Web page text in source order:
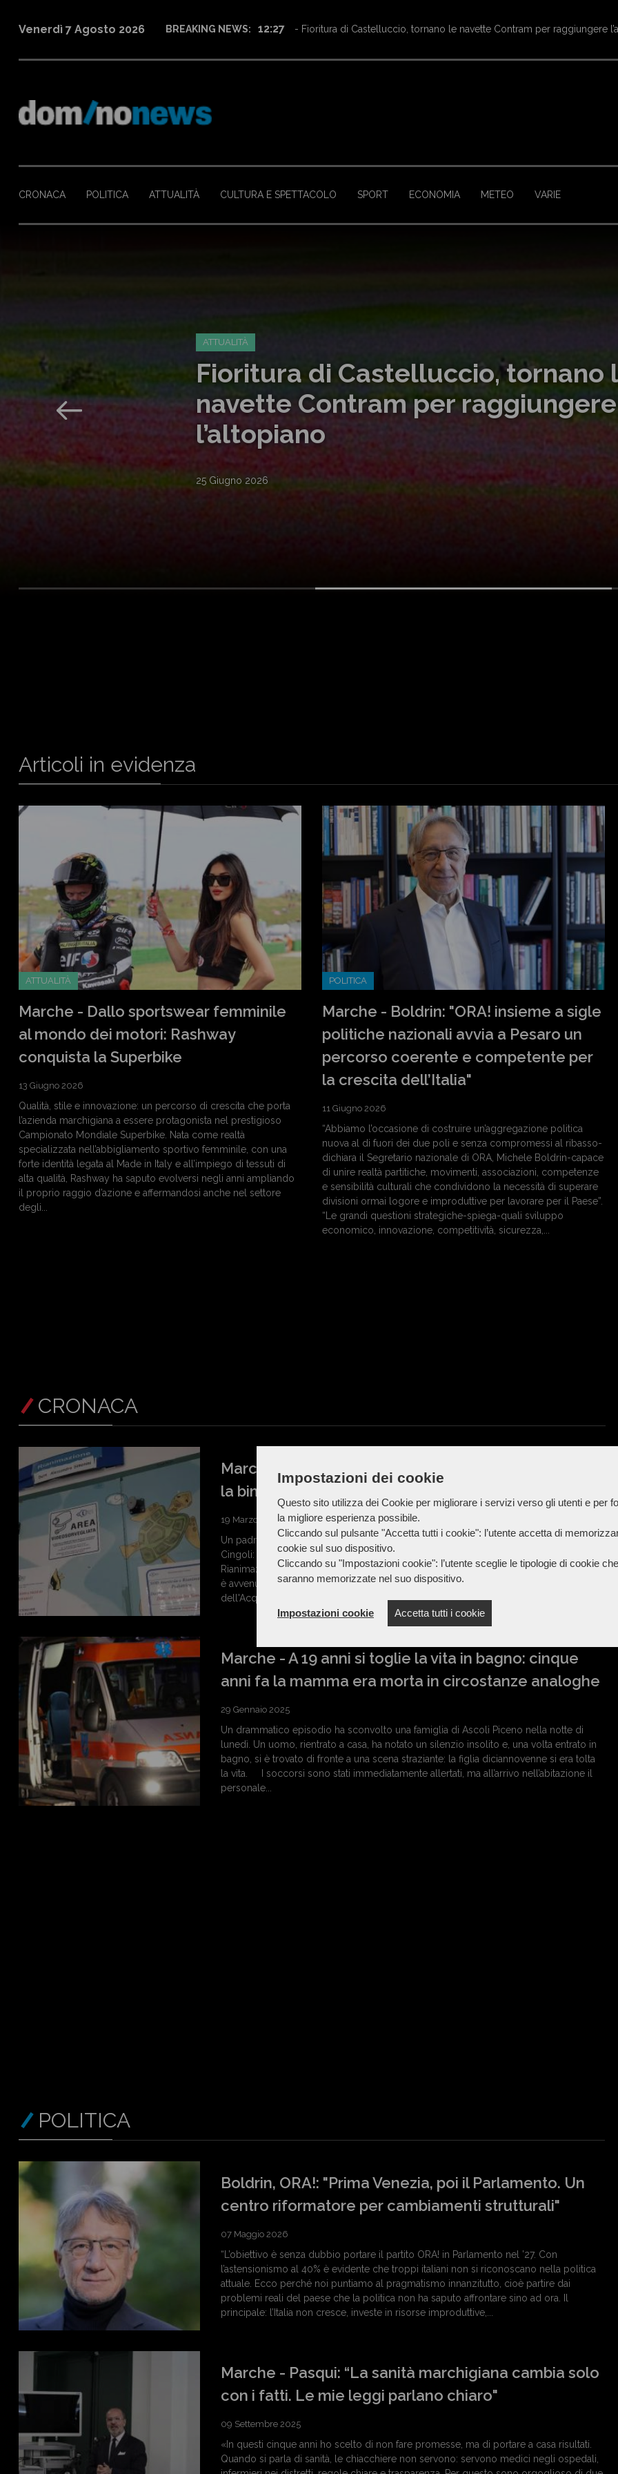
Impostazioni dei cookie
Questo sito utilizza dei Cookie per migliorare i servizi verso gli utenti e per
la migliore esperienza possibile.
Cliccando sul pulsante "Accetta tutti i cookie": l’utente accetta di
cookie sul suo dispositivo.
Cliccando su "Impostazioni cookie": l’utente sceglie le tipologie di cookie che
saranno memorizzate nel suo dispositivo.
Impostazioni cookie Accetta tutti i cookie
Venerdì 7 Agosto 2026 BREAKING NEWS: 16:08 - Marche - Ginnastica artistica, Eva Amici campionessa italiana nella
CRONACA POLITICA ATTUALITÀ CULTURA E SPETTACOLO SPORT ECONOMIA METEO VARIE
Marche - Estate 2026: al Parco
Eldorado in bus
23 Giugno 2026
Articoli in evidenza
ATTUALITÀ
Marche - Dallo sportswear femminile
al mondo dei motori: Rashway
conquista la Superbike
13 Giugno 2026
Qualità, stile e innovazione: un percorso di crescita che porta
l’azienda marchigiana a essere protagonista nel prestigioso
Campionato Mondiale Superbike. Nata come realtà
specializzata nell’abbigliamento sportivo femminile, con una
forte identità legata al Made in Italy e all’impiego di tessuti di
alta qualità, Rashway ha saputo evolversi negli anni ampliando
il proprio raggio d’azione e affermandosi anche nel settore
degli...
POLITICA
Marche - Boldrin: "ORA! insieme a sigle
politiche nazionali avvia a Pesaro un
percorso coerente e competente per
la crescita dell’Italia"
11 Giugno 2026
“Abbiamo l’occasione di costruire un’aggregazione politica
nuova al di fuori dei due poli e senza compromessi al ribasso-
dichiara il Segretario nazionale di ORA, Michele Boldrin-capace
di unire realtà partitiche, movimenti, associazioni, competenze
e sensibilità culturali che condividono la necessità di superare
divisioni ormai logore e improduttive per lavorare per il Paese”.
“Le grandi questioni strategiche-spiega-quali sviluppo
economico, innovazione, competitività, sicurezza,...
CRONACA
Marche - Padre e figlia di 2 anni investiti da un'auto:
la bimba è grave
19 Marzo 2025
Un padre 42enne e la figlia di 2 anni sono stati investiti da un'auto a San Faustino di
Cingoli: la bimba si trova attualmente ricoverata nel Reparto di Anestesia e
Rianimazione Pediatrica in prognosi riservata ma in condizioni stabili. L'incidente
è avvenuto nel tardo pomeriggio di ieri vicino al parcheggio all'altezza
dell'Acquapark. Il padre, con al...
Marche - A 19 anni si toglie la vita in bagno: cinque
anni fa la mamma era morta in circostanze analoghe
29 Gennaio 2025
Un drammatico episodio ha sconvolto una famiglia di Ascoli Piceno nella notte di
lunedì. Un uomo, rientrato a casa, ha notato un silenzio insolito e, una volta entrato in
bagno, si è trovato di fronte a una scena straziante: la figlia diciannovenne si era tolta
la vita. I soccorsi sono stati immediatamente allertati, ma all’arrivo nell’abitazione il
personale...
POLITICA
Boldrin, ORA!: "Prima Venezia, poi il Parlamento. Un
centro riformatore per cambiamenti strutturali"
07 Maggio 2026
“L’obiettivo è senza dubbio portare il partito ORA! in Parlamento nel ’27. Con
l’astensionismo al 40% è evidente che troppi italiani non si riconoscano nella politica
attuale. Ecco perché noi puntiamo al pragmatismo innanzitutto, cioè partire dai
problemi reali del paese che la politica non ha saputo affrontare sino ad ora. Il
principale: l’Italia non cresce, investe in risorse improduttive,...
Marche - Pasqui: “La sanità marchigiana cambia solo
con i fatti. Le mie leggi parlano chiaro"
09 Settembre 2025
«In questi cinque anni ho scelto di non fare promesse, ma di portare a casa risultati.
Quando si parla di sanità, le chiacchiere non servono: servono medici negli ospedali,